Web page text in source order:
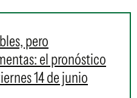
pero
el pronóstico
14 de junio